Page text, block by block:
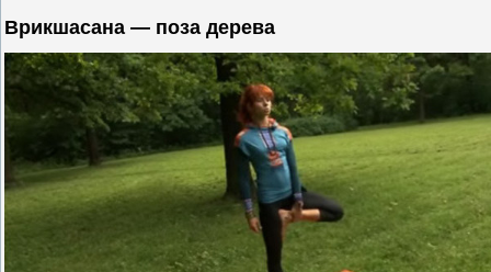
Врикшасана — поза дерева